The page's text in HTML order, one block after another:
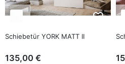
favorite_border
Schiebetür YORK MATT II
135,00 €